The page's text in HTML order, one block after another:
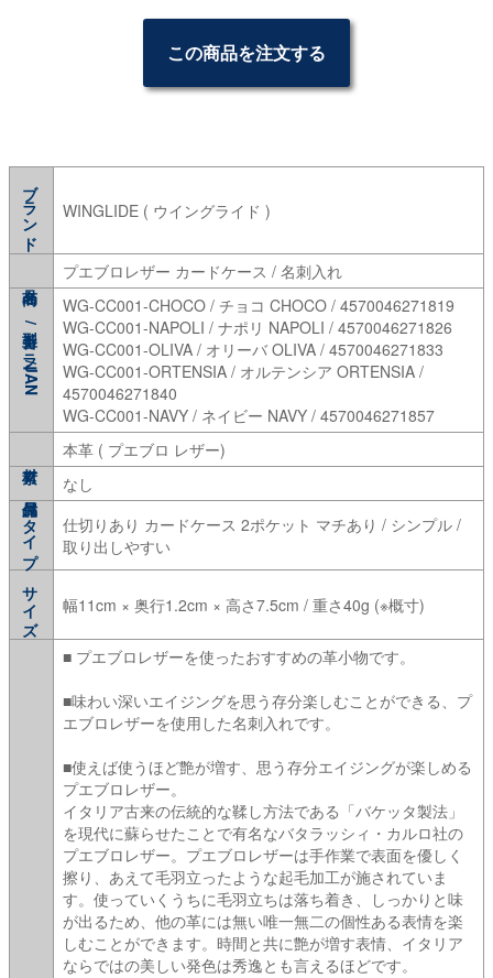
この商品を注文する
ブランド WINGLIDE ( ウイングライド )
プエブロレザー カードケース / 名刺入れ
型番/カラー/JAN
WG-CC001-CHOCO / チョコ CHOCO / 4570046271819
WG-CC001-NAPOLI / ナポリ NAPOLI / 4570046271826
WG-CC001-OLIVA / オリーバ OLIVA / 4570046271833
WG-CC001-ORTENSIA / オルテンシア ORTENSIA /
4570046271840
WG-CC001-NAVY / ネイビー NAVY / 4570046271857
本革 ( プエブロ レザー)
なし
タイプ
仕切りあり カードケース 2ポケット マチあり / シンプル /
取り出しやすい
サイズ 幅11cm × 奥行1.2cm × 高さ7.5cm / 重さ40g (※概寸)
■ プエブロレザーを使ったおすすめの革小物です。
■味わい深いエイジングを思う存分楽しむことができる、プ
エブロレザーを使用した名刺入れです。
■使えば使うほど艶が増す、思う存分エイジングが楽しめる
プエブロレザー。
イタリア古来の伝統的な鞣し方法である「バケッタ製法」
を現代に蘇らせたことで有名なバタラッシィ・カルロ社の
プエブロレザー。プエブロレザーは手作業で表面を優しく
擦り、あえて毛羽立ったような起毛加工が施されていま
す。使っていくうちに毛羽立ちは落ち着き、しっかりと味
が出るため、他の革には無い唯一無二の個性ある表情を楽
しむことができます。時間と共に艶が増す表情、イタリア
ならではの美しい発色は秀逸とも言えるほどです。